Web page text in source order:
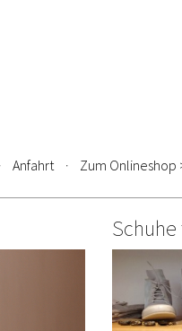
Anfahrt Zum Onlineshop